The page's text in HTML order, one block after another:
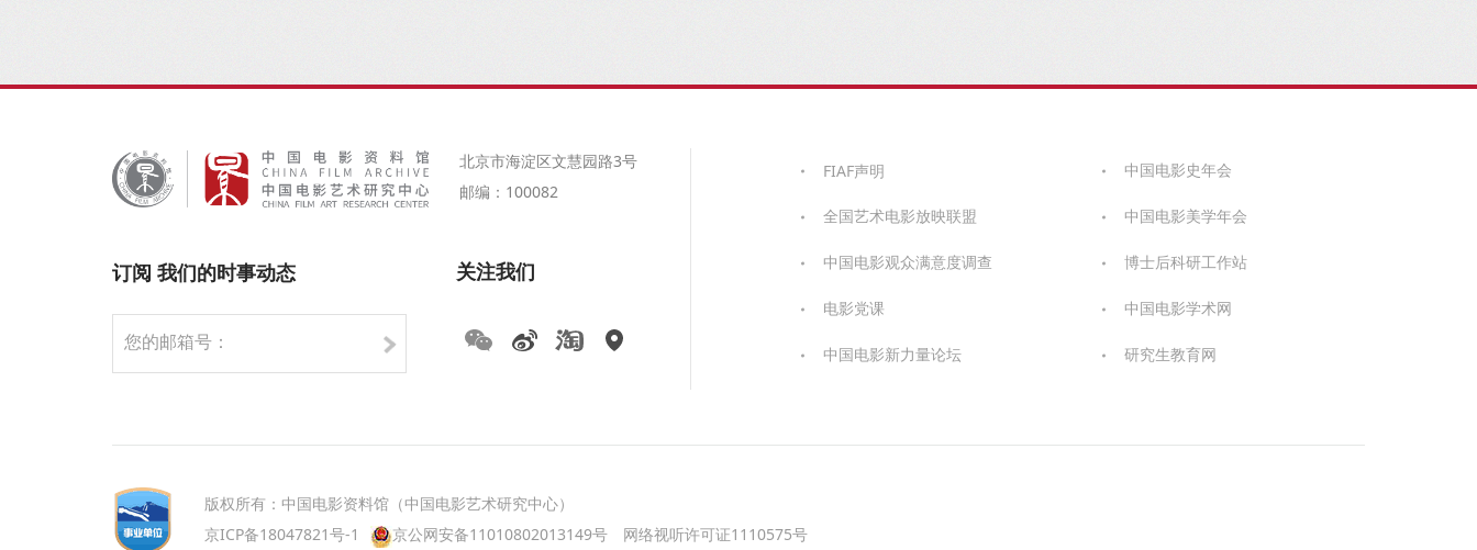
北京市海淀区文慧园路3号
邮编：100082
订阅 我们的时事动态 关注我们
FIAF声明
全国艺术电影放映联盟
中国电影观众满意度调查
电影党课
中国电影新力量论坛
中国电影史年会
中国电影美学年会
博士后科研工作站
中国电影学术网
研究生教育网
版权所有：中国电影资料馆（中国电影艺术研究中心）
京ICP备18047821号-1
京公网安备11010802013149号 网络视听许可证1110575号